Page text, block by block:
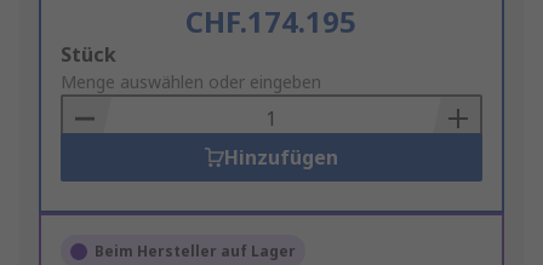
CHF.174.195
Add
to
Basket
Stück
Menge auswählen oder eingeben
Hinzufügen
Beim Hersteller auf Lager